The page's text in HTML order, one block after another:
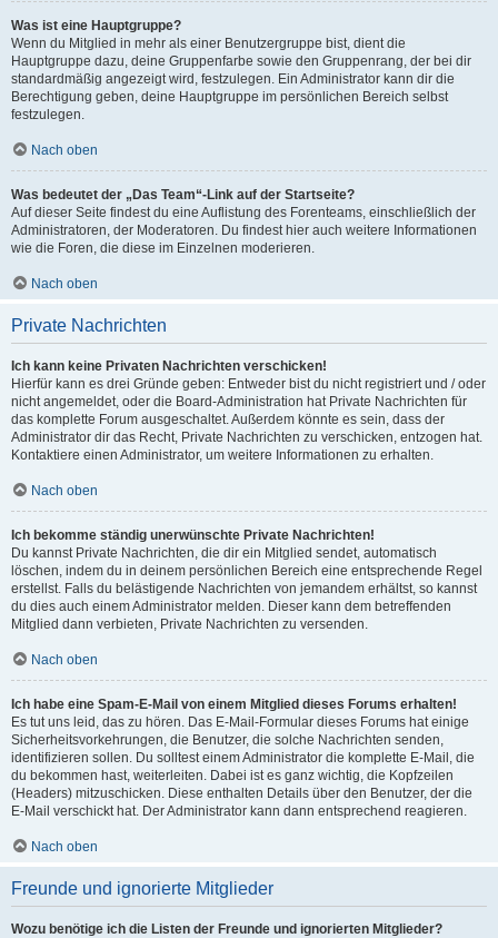
Was ist eine Hauptgruppe?
Wenn du Mitglied in mehr als einer Benutzergruppe bist, dient die
Hauptgruppe dazu, deine Gruppenfarbe sowie den Gruppenrang, der bei dir
standardmäßig angezeigt wird, festzulegen. Ein Administrator kann dir die
Berechtigung geben, deine Hauptgruppe im persönlichen Bereich selbst
festzulegen.
Nach oben
Was bedeutet der „Das Team“-Link auf der Startseite?
Auf dieser Seite findest du eine Auflistung des Forenteams, einschließlich der
Administratoren, der Moderatoren. Du findest hier auch weitere Informationen
wie die Foren, die diese im Einzelnen moderieren.
Nach oben
Private Nachrichten
Ich kann keine Privaten Nachrichten verschicken!
Hierfür kann es drei Gründe geben: Entweder bist du nicht registriert und / oder
nicht angemeldet, oder die Board-Administration hat Private Nachrichten für
das komplette Forum ausgeschaltet. Außerdem könnte es sein, dass der
Administrator dir das Recht, Private Nachrichten zu verschicken, entzogen hat.
Kontaktiere einen Administrator, um weitere Informationen zu erhalten.
Nach oben
Ich bekomme ständig unerwünschte Private Nachrichten!
Du kannst Private Nachrichten, die dir ein Mitglied sendet, automatisch
löschen, indem du in deinem persönlichen Bereich eine entsprechende Regel
erstellst. Falls du belästigende Nachrichten von jemandem erhältst, so kannst
du dies auch einem Administrator melden. Dieser kann dem betreffenden
Mitglied dann verbieten, Private Nachrichten zu versenden.
Nach oben
Ich habe eine Spam-E-Mail von einem Mitglied dieses Forums erhalten!
Es tut uns leid, das zu hören. Das E-Mail-Formular dieses Forums hat einige
Sicherheitsvorkehrungen, die Benutzer, die solche Nachrichten senden,
identifizieren sollen. Du solltest einem Administrator die komplette E-Mail, die
du bekommen hast, weiterleiten. Dabei ist es ganz wichtig, die Kopfzeilen
(Headers) mitzuschicken. Diese enthalten Details über den Benutzer, der die
E-Mail verschickt hat. Der Administrator kann dann entsprechend reagieren.
Nach oben
Freunde und ignorierte Mitglieder
Wozu benötige ich die Listen der Freunde und ignorierten Mitglieder?